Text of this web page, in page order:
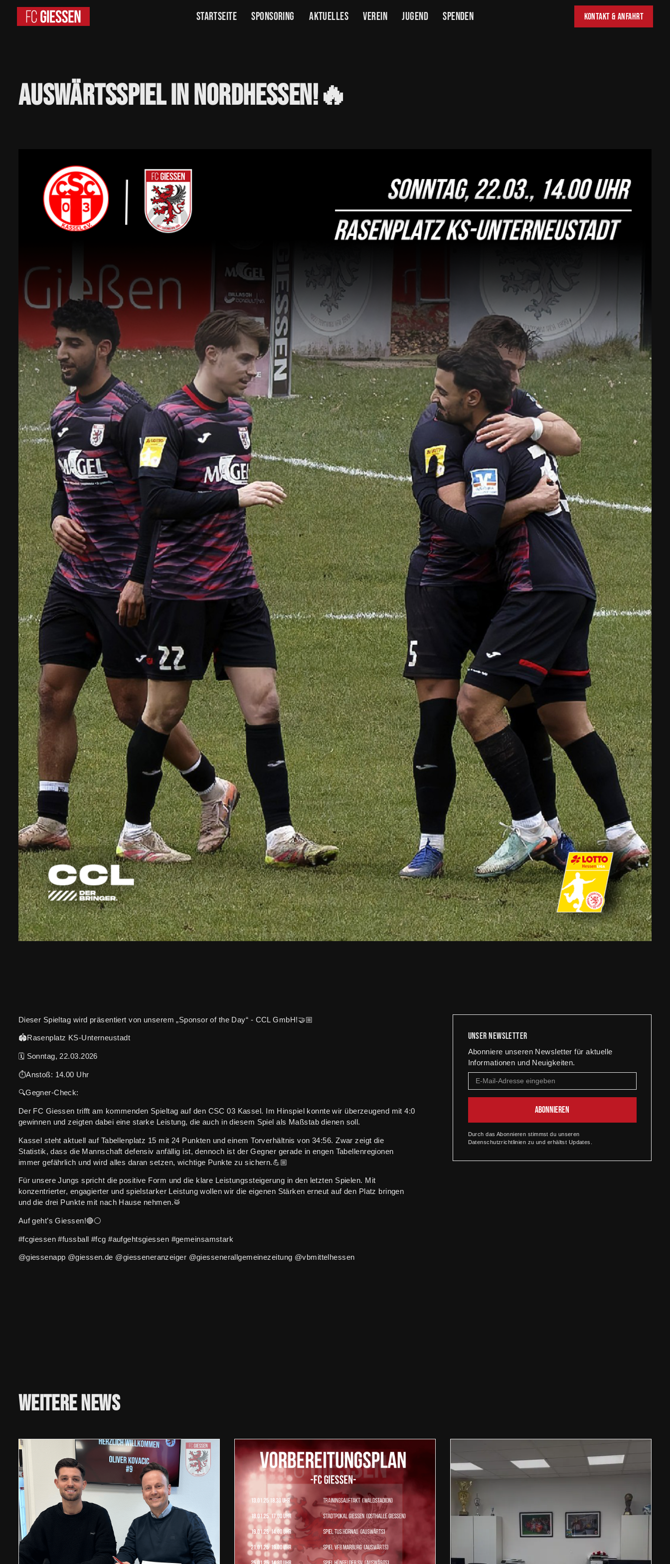
Startseite Sponsoring Aktuelles Verein Jugend Spenden Kontakt & Anfahrt
AuswärtsspielinNordhessen!🔥
Dieser Spieltag wird präsentiert von unserem „Sponsor of the Day“ - CCL GmbH!🤝🏼
🏟️Rasenplatz KS-Unterneustadt
🗓️ Sonntag, 22.03.2026
⏱️Anstoß: 14.00 Uhr
🔍Gegner-Check:
Der FC Giessen trifft am kommenden Spieltag auf den CSC 03 Kassel. Im Hinspiel konnte wir überzeugend mit 4:0
gewinnen und zeigten dabei eine starke Leistung, die auch in diesem Spiel als Maßstab dienen soll.
Kassel steht aktuell auf Tabellenplatz 15 mit 24 Punkten und einem Torverhältnis von 34:56. Zwar zeigt die
Statistik, dass die Mannschaft defensiv anfällig ist, dennoch ist der Gegner gerade in engen Tabellenregionen
immer gefährlich und wird alles daran setzen, wichtige Punkte zu sichern.💪🏼
Für unsere Jungs spricht die positive Form und die klare Leistungssteigerung in den letzten Spielen. Mit
konzentrierter, engagierter und spielstarker Leistung wollen wir die eigenen Stärken erneut auf den Platz bringen
und die drei Punkte mit nach Hause nehmen.🥁
Auf geht’s Giessen!🔴⚪️
#fcgiessen #fussball #fcg #aufgehtsgiessen #gemeinsamstark
@giessenapp @giessen.de @giesseneranzeiger @giessenerallgemeinezeitung @vbmittelhessen
Unser newsletter
Abonniere unseren Newsletter für aktuelle
Informationen und Neuigkeiten.
Durch das Abonnieren stimmst du unseren
Datenschutzrichtlinien zu und erhältst Updates.
WeitereNews